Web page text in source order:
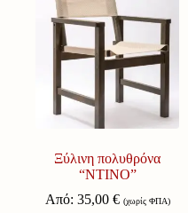
Ξύλινη πολυθρόνα
“ΝΤΙΝΟ”
Από: 35,00 € (χωρίς ΦΠΑ)